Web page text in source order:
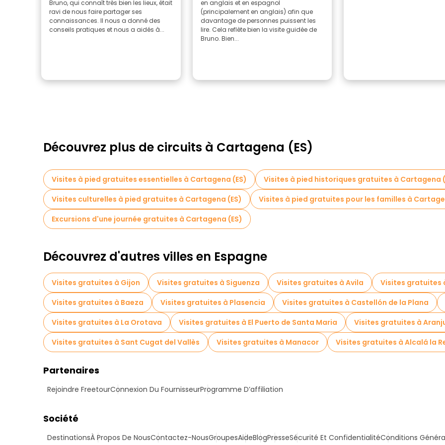
Bruno, qui connaît très bien les lieux, était
ravi de nous faire partager ses
connaissances. Il nous a donné des
conseils pratiques et nous a aidés à...
en anglais et en espagnol
(principalement en anglais) afin que
davantage de personnes puissent les
lire. Cela reflète bien la visite guidée de
Bruno. Bien...
Découvrez plus de circuits à Cartagena (ES)
Visites à pied gratuites essentielles à Cartagena (ES)
Visites à pied historiques gratuites à Cartagena
Visites culturelles à pied gratuites à Cartagena (ES)
Visites à pied gratuites pour les familles à
Excursions d'une journée gratuites à Cartagena (ES)
Découvrez d'autres villes en Espagne
Visites gratuites à Gijon Visites gratuites à Siguenza Visites gratuites à Avila Visites gratuites
Visites gratuites à Baeza
Visites gratuites à Plasencia Visites gratuites à Castellón de la Plana
Visites gratuites à La Orotava
Visites gratuites à El Puerto de Santa Maria
Visites gratuites à
Visites gratuites à Sant Cugat del Vallès
Visites gratuites à Manacor Visites gratuites à Alcalá la
Partenaires
Rejoindre FreetourConnexion Du FournisseurProgramme D’affiliation
Société
DestinationsÀ Propos De NousContactez-NousGroupesAideBlogPresseSécurité Et ConfidentialitéConditions